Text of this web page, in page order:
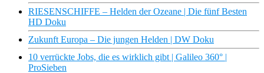
RIESENSCHIFFE – Helden der Ozeane | Die fünf Besten
HD Doku
Zukunft Europa – Die jungen Helden | DW Doku
10 verrückte Jobs, die es wirklich gibt | Galileo 360° |
ProSieben